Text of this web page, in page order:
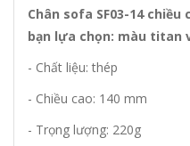
Chân sofa SF03-14 chiều
bạn lựa chọn: màu titan
- Chất liệu: thép
- Chiều cao: 140 mm
- Trọng lượng: 220g